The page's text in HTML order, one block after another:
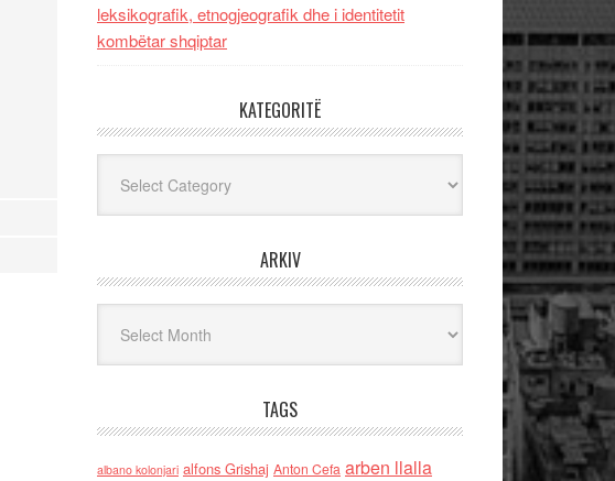
leksikografik, etnogjeografik dhe i identitetit
kombëtar shqiptar
KATEGORITË
ARKIV
TAGS
albano kolonjari alfons Grishaj Anton Cefa arben llalla